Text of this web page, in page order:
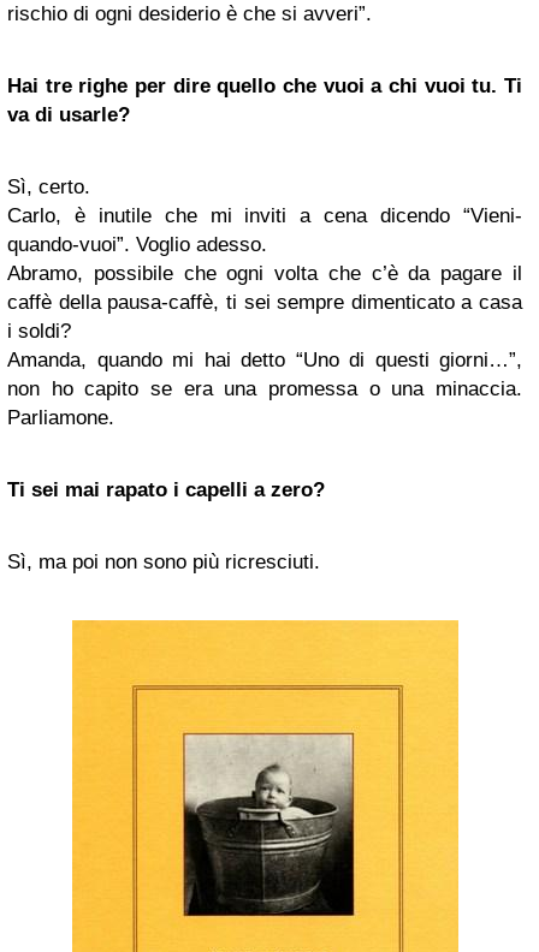
rischio di ogni desiderio è che si avveri”.
Hai tre righe per dire quello che vuoi a chi vuoi tu. Ti
va di usarle?
Sì, certo.
Carlo, è inutile che mi inviti a cena dicendo “Vieni-
quando-vuoi”. Voglio adesso.
Abramo, possibile che ogni volta che c’è da pagare il
caffè della pausa-caffè, ti sei sempre dimenticato a casa
i soldi?
Amanda, quando mi hai detto “Uno di questi giorni…”,
non ho capito se era una promessa o una minaccia.
Parliamone.
Ti sei mai rapato i capelli a zero?
Sì, ma poi non sono più ricresciuti.